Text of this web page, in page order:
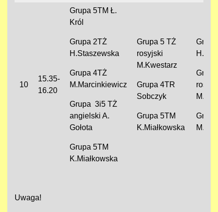
10
15.35-
16.20
Grupa 5TM Ł.
Król
Grupa 2TŻ
H.Staszewska
Grupa 4TŻ
M.Marcinkiewicz
Grupa 3i5 TŻ
angielski A.
Gołota
Grupa 5TM
K.Miałkowska
Grupa 5 TŻ
rosyjski
M.Kwestarz
Grupa 4TR
Sobczyk
Grupa 5TM
K.Miałkowska
Uwaga!